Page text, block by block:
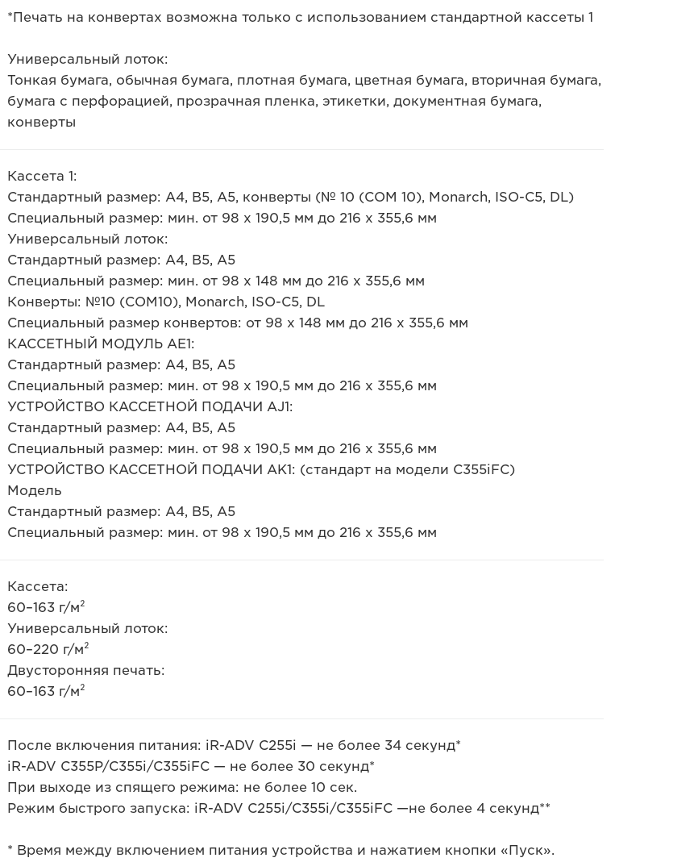
*Печать на конвертах возможна только с использованием стандартной кассеты 1
Универсальный лоток:
Тонкая бумага, обычная бумага, плотная бумага, цветная бумага, вторичная бумага,
бумага с перфорацией, прозрачная пленка, этикетки, документная бумага,
конверты
Кассета 1:
Стандартный размер: A4, B5, A5, конверты (№ 10 (COM 10), Monarch, ISO-C5, DL)
Специальный размер: мин. от 98 x 190,5 мм до 216 x 355,6 мм
Универсальный лоток:
Стандартный размер: A4, B5, A5
Специальный размер: мин. от 98 x 148 мм до 216 x 355,6 мм
Конверты: №10 (COM10), Monarch, ISO-C5, DL
Специальный размер конвертов: от 98 x 148 мм до 216 x 355,6 мм
КАССЕТНЫЙ МОДУЛЬ AE1:
Стандартный размер: A4, B5, A5
Специальный размер: мин. от 98 x 190,5 мм до 216 x 355,6 мм
УСТРОЙСТВО КАССЕТНОЙ ПОДАЧИ AJ1:
Стандартный размер: A4, B5, A5
Специальный размер: мин. от 98 x 190,5 мм до 216 x 355,6 мм
УСТРОЙСТВО КАССЕТНОЙ ПОДАЧИ AK1: (стандарт на модели C355iFC)
Модель
Стандартный размер: A4, B5, A5
Специальный размер: мин. от 98 x 190,5 мм до 216 x 355,6 мм
Кассета:
60–163 г/м²
Универсальный лоток:
60–220 г/м²
Двусторонняя печать:
60–163 г/м²
После включения питания: iR-ADV C255i — не более 34 секунд*
iR-ADV C355P/C355i/C355iFC — не более 30 секунд*
При выходе из спящего режима: не более 10 сек.
Режим быстрого запуска: iR-ADV C255i/C355i/C355iFC —не более 4 секунд**
* Время между включением питания устройства и нажатием кнопки «Пуск».